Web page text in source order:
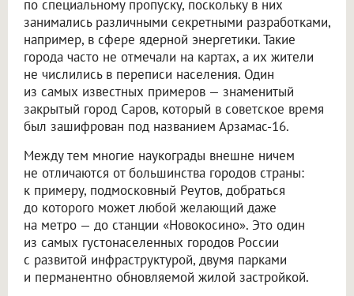
по специальному пропуску, поскольку в них
занимались различными секретными разработками,
например, в сфере ядерной энергетики. Такие
города часто не отмечали на картах, а их жители
не числились в переписи населения. Один
из самых известных примеров — знаменитый
закрытый город Саров, который в советское время
был зашифрован под названием Арзамас-16.
Между тем многие наукограды внешне ничем
не отличаются от большинства городов страны:
к примеру, подмосковный Реутов, добраться
до которого может любой желающий даже
на метро — до станции «Новокосино». Это один
из самых густонаселенных городов России
с развитой инфраструктурой, двумя парками
и перманентно обновляемой жилой застройкой.